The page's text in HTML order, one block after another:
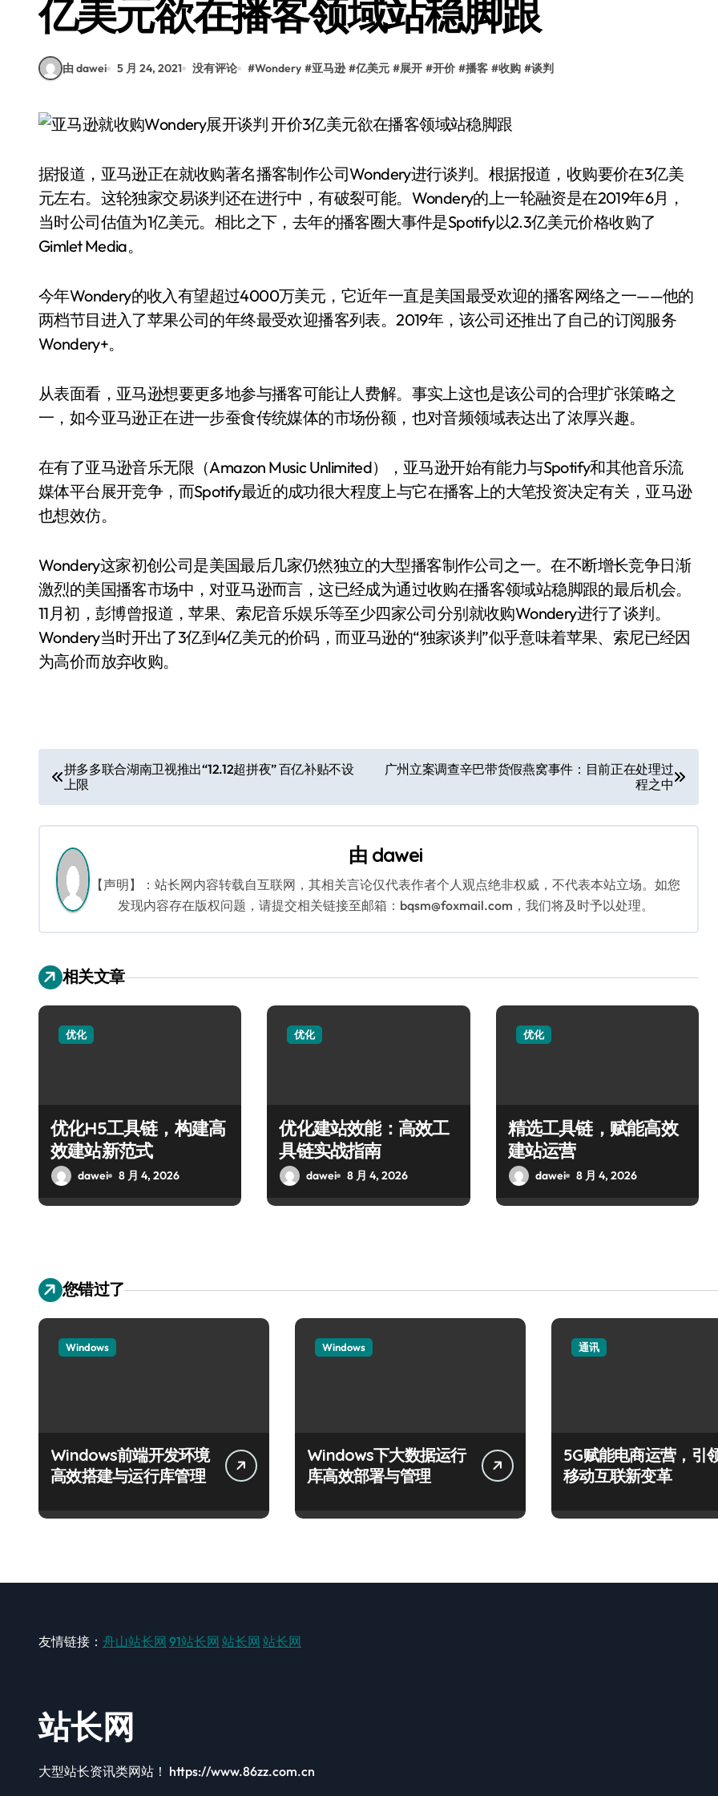
亿美元欲在播客领域站稳脚跟
由 dawei 5 月 24, 2021 没有评论 #Wondery #亚马逊 #亿美元 #展开 #开价 #播客 #收购 #谈判
据报道，亚马逊正在就收购著名播客制作公司Wondery进行谈判。根据报道，收购要价在3亿美
元左右。这轮独家交易谈判还在进行中，有破裂可能。Wondery的上一轮融资是在2019年6月，
当时公司估值为1亿美元。相比之下，去年的播客圈大事件是Spotify以2.3亿美元价格收购了
Gimlet Media。
今年Wondery的收入有望超过4000万美元，它近年一直是美国最受欢迎的播客网络之一——他的
两档节目进入了苹果公司的年终最受欢迎播客列表。2019年，该公司还推出了自己的订阅服务
Wondery+。
从表面看，亚马逊想要更多地参与播客可能让人费解。事实上这也是该公司的合理扩张策略之
一，如今亚马逊正在进一步蚕食传统媒体的市场份额，也对音频领域表达出了浓厚兴趣。
在有了亚马逊音乐无限（Amazon Music Unlimited），亚马逊开始有能力与Spotify和其他音乐流
媒体平台展开竞争，而Spotify最近的成功很大程度上与它在播客上的大笔投资决定有关，亚马逊
也想效仿。
Wondery这家初创公司是美国最后几家仍然独立的大型播客制作公司之一。在不断增长竞争日渐
激烈的美国播客市场中，对亚马逊而言，这已经成为通过收购在播客领域站稳脚跟的最后机会。
11月初，彭博曾报道，苹果、索尼音乐娱乐等至少四家公司分别就收购Wondery进行了谈判。
Wondery当时开出了3亿到4亿美元的价码，而亚马逊的“独家谈判”似乎意味着苹果、索尼已经因
为高价而放弃收购。
文
章
导
航
拼多多联合湖南卫视推出“12.12超拼夜” 百亿补贴不设
上限
广州立案调查辛巴带货假燕窝事件：目前正在处理过
程之中
由 dawei
【声明】：站长网内容转载自互联网，其相关言论仅代表作者个人观点绝非权威，不代表本站立场。如您
发现内容存在版权问题，请提交相关链接至邮箱：bqsm@foxmail.com，我们将及时予以处理。
相关文章
优化
优化H5工具链，构建高
效建站新范式
dawei 8 月 4, 2026
优化
优化建站效能：高效工
具链实战指南
dawei 8 月 4, 2026
优化
精选工具链，赋能高效
建站运营
dawei 8 月 4, 2026
您错过了
Windows
Windows前端开发环境
高效搭建与运行库管理
Windows
Windows下大数据运行
库高效部署与管理
通讯
5G赋能电商运营，引
移动互联新变革
友情链接： 舟山站长网 91站长网 站长网 站长网
站长网
大型站长资讯类网站！ https://www.86zz.com.cn